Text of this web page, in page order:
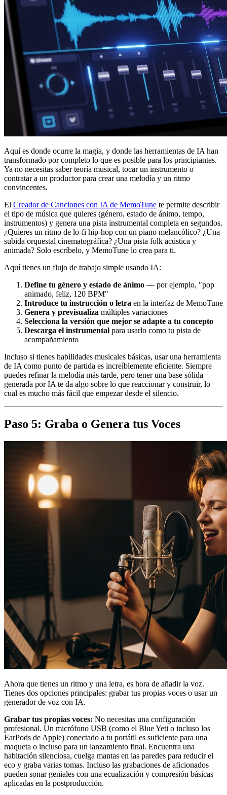
Aquí es donde ocurre la magia, y donde las herramientas de IA han
transformado por completo lo que es posible para los principiantes.
Ya no necesitas saber teoría musical, tocar un instrumento o
contratar a un productor para crear una melodía y un ritmo
convincentes.
El Creador de Canciones con IA de MemoTune te permite describir
el tipo de música que quieres (género, estado de ánimo, tempo,
instrumentos) y genera una pista instrumental completa en segundos.
¿Quieres un ritmo de lo-fi hip-hop con un piano melancólico? ¿Una
subida orquestal cinematográfica? ¿Una pista folk acústica y
animada? Solo escríbelo, y MemoTune lo crea para ti.
Aquí tienes un flujo de trabajo simple usando IA:
Define tu género y estado de ánimo — por ejemplo, "pop
animado, feliz, 120 BPM"
Introduce tu instrucción o letra en la interfaz de MemoTune
Genera y previsualiza múltiples variaciones
Selecciona la versión que mejor se adapte a tu concepto
Descarga el instrumental para usarlo como tu pista de
acompañamiento
Incluso si tienes habilidades musicales básicas, usar una herramienta
de IA como punto de partida es increíblemente eficiente. Siempre
puedes refinar la melodía más tarde, pero tener una base sólida
generada por IA te da algo sobre lo que reaccionar y construir, lo
cual es mucho más fácil que empezar desde el silencio.
Paso 5: Graba o Genera tus Voces
Ahora que tienes un ritmo y una letra, es hora de añadir la voz.
Tienes dos opciones principales: grabar tus propias voces o usar un
generador de voz con IA.
Grabar tus propias voces: No necesitas una configuración
profesional. Un micrófono USB (como el Blue Yeti o incluso los
EarPods de Apple) conectado a tu portátil es suficiente para una
maqueta o incluso para un lanzamiento final. Encuentra una
habitación silenciosa, cuelga mantas en las paredes para reducir el
eco y graba varias tomas. Incluso las grabaciones de aficionados
pueden sonar geniales con una ecualización y compresión básicas
aplicadas en la postproducción.